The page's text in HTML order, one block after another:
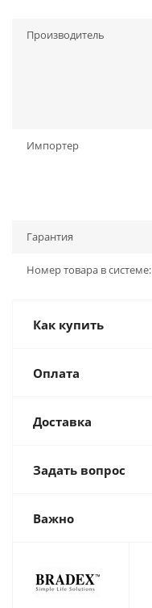
Производитель
Импортер
Гарантия
Номер товара в системе:
Как купить
Оплата
Доставка
Задать вопрос
Важно